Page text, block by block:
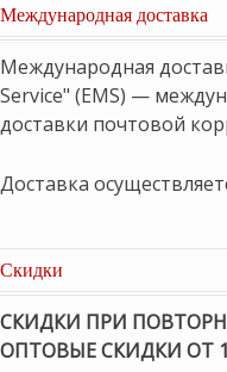
Международная доставка
Международная
Service" (EMS) —
доставки почтовой
Доставка
Скидки
СКИДКИ ПРИ
ОПТОВЫЕ СКИДКИ ОТ